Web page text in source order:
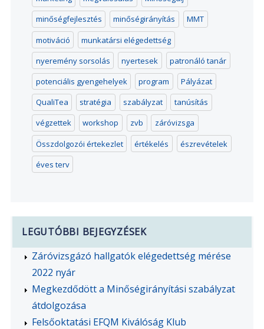
minőségfejlesztés
minőségirányítás
MMT
motiváció
munkatársi elégedettség
nyeremény sorsolás
nyertesek
patronáló tanár
potenciális gyengehelyek
program
Pályázat
QualiTea
stratégia szabályzat
tanúsítás
végzettek
workshop zvb
záróvizsga
Összdolgozói értekezlet
értékelés
észrevételek
éves terv
LEGUTÓBBI BEJEGYZÉSEK
Záróvizsgázó hallgatók elégedettség mérése
2022 nyár
Megkezdődött a Minőségirányítási szabályzat
átdolgozása
Felsőoktatási EFQM Kiválóság Klub